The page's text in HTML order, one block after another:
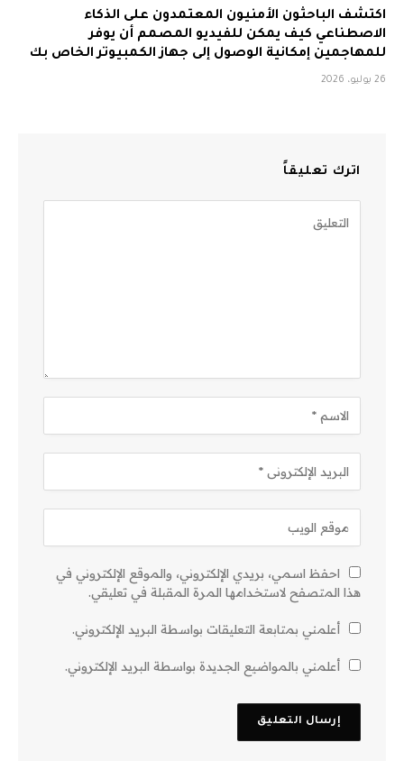
اكتشف الباحثون الأمنيون المعتمدون على الذكاء
الاصطناعي كيف يمكن للفيديو المصمم أن يوفر
للمهاجمين إمكانية الوصول إلى جهاز الكمبيوتر الخاص بك
26 يوليو، 2026
اترك تعليقاً
احفظ اسمي، بريدي الإلكتروني، والموقع الإلكتروني في
هذا المتصفح لاستخدامها المرة المقبلة في تعليقي.
أعلمني بمتابعة التعليقات بواسطة البريد الإلكتروني.
أعلمني بالمواضيع الجديدة بواسطة البريد الإلكتروني.